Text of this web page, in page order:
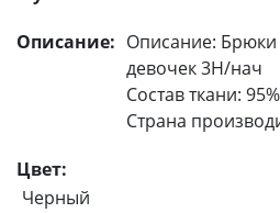
Описание: Описание:
девочек 3Н/нач
Состав ткани:
Страна
Цвет:
Черный